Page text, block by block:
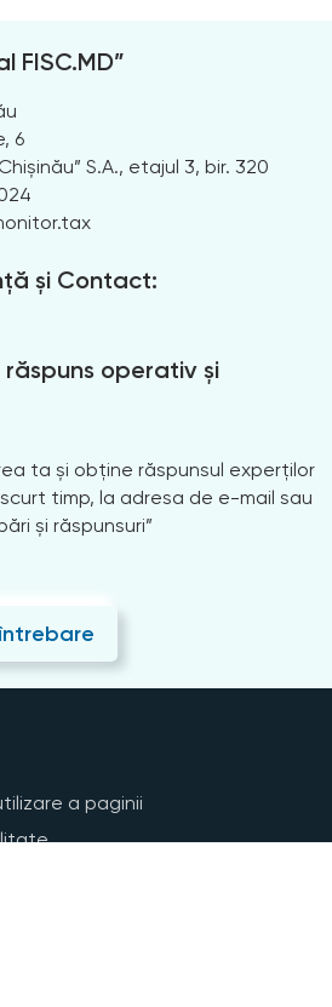
FISC.MD”
6
S.A., etajul 3, bir. 320
și Contact:
operativ și
ta și obține răspunsul experților
timp, la adresa de e-mail sau
și răspunsuri”
a paginii